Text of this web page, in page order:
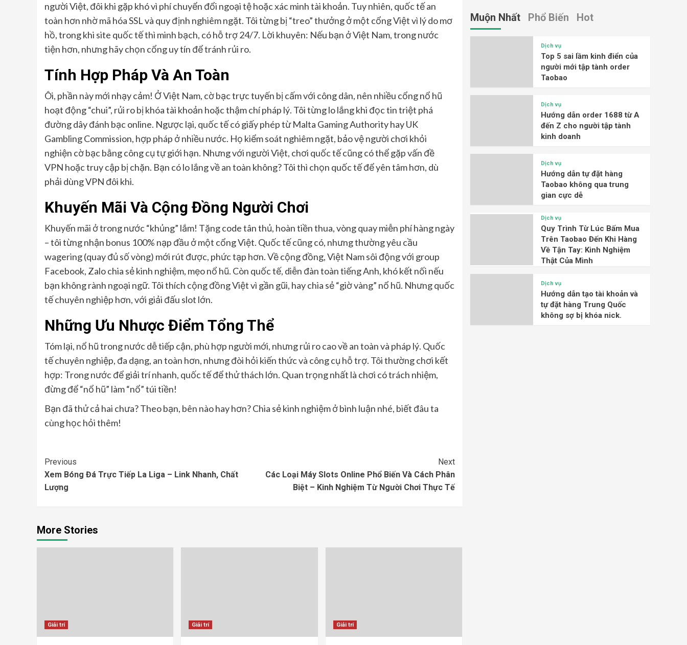
người Việt, đôi khi gặp khó vì phí chuyển đổi ngoại tệ hoặc xác minh tài khoản. Tuy nhiên, quốc tế an
toàn hơn nhờ mã hóa SSL và quy định nghiêm ngặt. Tôi từng bị “treo” thưởng ở một cổng Việt vì lý do mơ
hồ, trong khi site quốc tế thì minh bạch, có hỗ trợ 24/7. Lời khuyên: Nếu bạn ở Việt Nam, trong nước
tiện hơn, nhưng hãy chọn cổng uy tín để tránh rủi ro.
Tính Hợp Pháp Và An Toàn
Ôi, phần này mới nhạy cảm! Ở Việt Nam, cờ bạc trực tuyến bị cấm với công dân, nên nhiều cổng nổ hũ
hoạt động “chui”, rủi ro bị khóa tài khoản hoặc thậm chí pháp lý. Tôi từng lo lắng khi đọc tin triệt phá
đường dây đánh bạc online. Ngược lại, quốc tế có giấy phép từ Malta Gaming Authority hay UK
Gambling Commission, hợp pháp ở nhiều nước. Họ kiểm soát nghiêm ngặt, bảo vệ người chơi khỏi
nghiện cờ bạc bằng công cụ tự giới hạn. Nhưng với người Việt, chơi quốc tế cũng có thể gặp vấn đề
VPN hoặc truy cập bị chặn. Bạn có lo lắng về an toàn không? Tôi thì chọn quốc tế để yên tâm hơn, dù
phải dùng VPN đôi khi.
Khuyến Mãi Và Cộng Đồng Người Chơi
Khuyến mãi ở trong nước “khủng” lắm! Tặng code tân thủ, hoàn tiền thua, vòng quay miễn phí hàng ngày
– tôi từng nhận bonus 100% nạp đầu ở một cổng Việt. Quốc tế cũng có, nhưng thường yêu cầu
wagering (quay đủ số vòng) mới rút được, phức tạp hơn. Về cộng đồng, Việt Nam sôi động với group
Facebook, Zalo chia sẻ kinh nghiệm, mẹo nổ hũ. Còn quốc tế, diễn đàn toàn tiếng Anh, khó kết nối nếu
bạn không rành ngoại ngữ. Tôi thích cộng đồng Việt vì gần gũi, hay chia sẻ “giờ vàng” nổ hũ. Nhưng quốc
tế chuyên nghiệp hơn, với giải đấu slot lớn.
Những Ưu Nhược Điểm Tổng Thể
Tóm lại, nổ hũ trong nước dễ tiếp cận, phù hợp người mới, nhưng rủi ro cao về an toàn và pháp lý. Quốc
tế chuyên nghiệp, đa dạng, an toàn hơn, nhưng đòi hỏi kiến thức và công cụ hỗ trợ. Tôi thường chơi kết
hợp: Trong nước để giải trí nhanh, quốc tế để thử thách lớn. Quan trọng nhất là chơi có trách nhiệm,
đừng để “nổ hũ” làm “nổ” túi tiền!
Bạn đã thử cả hai chưa? Theo bạn, bên nào hay hơn? Chia sẻ kinh nghiệm ở bình luận nhé, biết đâu ta
cùng học hỏi thêm!
Continue
Reading
Previous
Xem Bóng Đá Trực Tiếp La Liga – Link Nhanh, Chất
Lượng
Next
Các Loại Máy Slots Online Phổ Biến Và Cách Phân
Biệt – Kinh Nghiệm Từ Người Chơi Thực Tế
More Stories
Giải trí Giải trí Giải trí
Muộn Nhất Phổ Biến Hot
Dịch vụ
Top 5 sai lầm kinh điển của
người mới tập tành order
Taobao
Dịch vụ
Hướng dẫn order 1688 từ A
đến Z cho người tập tành
kinh doanh
Dịch vụ
Hướng dẫn tự đặt hàng
Taobao không qua trung
gian cực dễ
Dịch vụ
Quy Trình Từ Lúc Bấm Mua
Trên Taobao Đến Khi Hàng
Về Tận Tay: Kinh Nghiệm
Thật Của Mình
Dịch vụ
Hướng dẫn tạo tài khoản và
tự đặt hàng Trung Quốc
không sợ bị khóa nick.